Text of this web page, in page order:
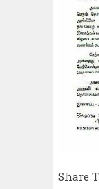
Share